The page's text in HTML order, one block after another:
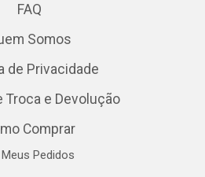
FAQ
Somos
de Privacidade
Troca e Devolução
Comprar
Meus Pedidos